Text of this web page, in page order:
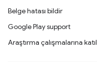
Belge hatası bildir
Google Play support
Araştırma çalışmalarına katıl